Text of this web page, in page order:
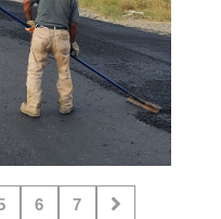
6 7